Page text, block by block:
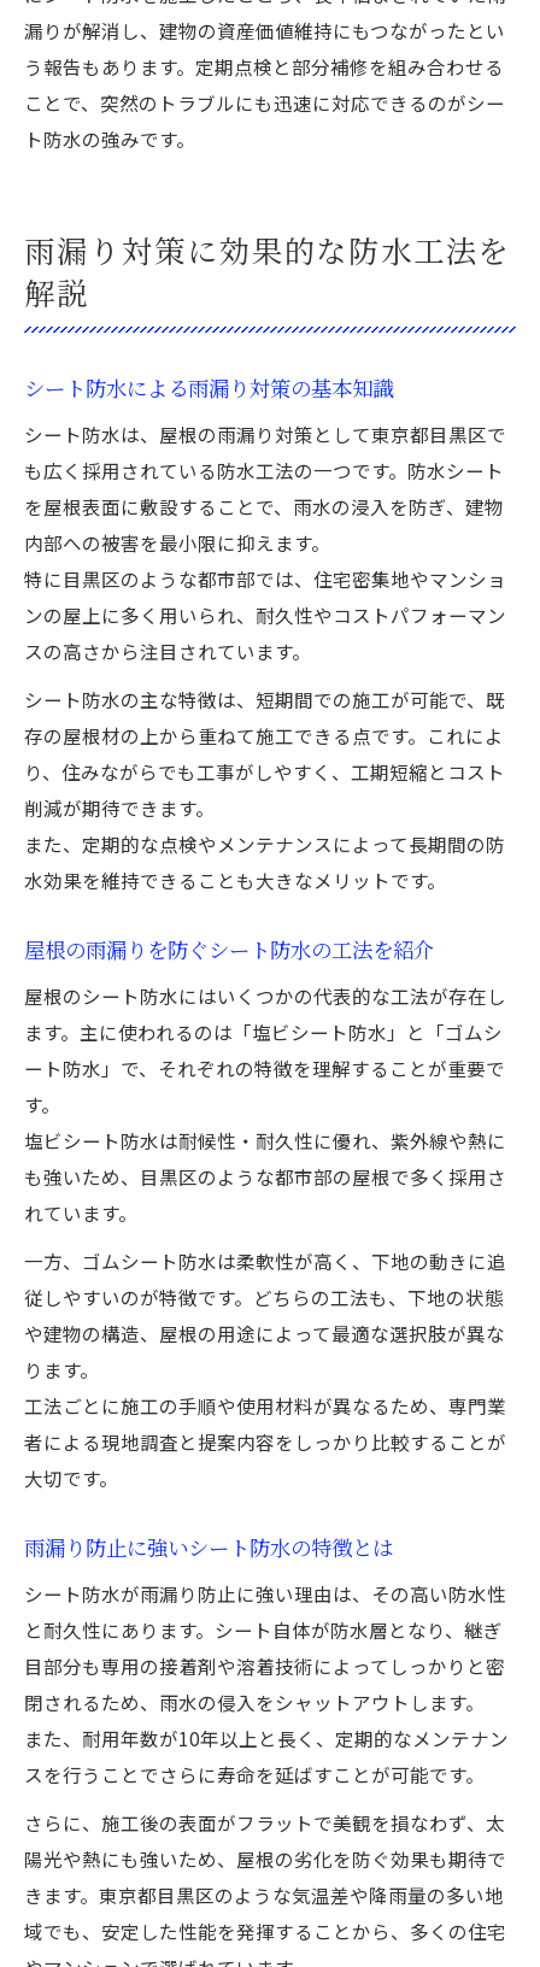
漏りが解消し、建物の資産価値維持にもつながったとい
う報告もあります。定期点検と部分補修を組み合わせる
ことで、突然のトラブルにも迅速に対応できるのがシー
ト防水の強みです。
雨漏り対策に効果的な防水工法を
解説
シート防水による雨漏り対策の基本知識
シート防水は、屋根の雨漏り対策として東京都目黒区で
も広く採用されている防水工法の一つです。防水シート
を屋根表面に敷設することで、雨水の浸入を防ぎ、建物
内部への被害を最小限に抑えます。
特に目黒区のような都市部では、住宅密集地やマンショ
ンの屋上に多く用いられ、耐久性やコストパフォーマン
スの高さから注目されています。
シート防水の主な特徴は、短期間での施工が可能で、既
存の屋根材の上から重ねて施工できる点です。これによ
り、住みながらでも工事がしやすく、工期短縮とコスト
削減が期待できます。
また、定期的な点検やメンテナンスによって長期間の防
水効果を維持できることも大きなメリットです。
屋根の雨漏りを防ぐシート防水の工法を紹介
屋根のシート防水にはいくつかの代表的な工法が存在し
ます。主に使われるのは「塩ビシート防水」と「ゴムシ
ート防水」で、それぞれの特徴を理解することが重要で
す。
塩ビシート防水は耐候性・耐久性に優れ、紫外線や熱に
も強いため、目黒区のような都市部の屋根で多く採用さ
れています。
一方、ゴムシート防水は柔軟性が高く、下地の動きに追
従しやすいのが特徴です。どちらの工法も、下地の状態
や建物の構造、屋根の用途によって最適な選択肢が異な
ります。
工法ごとに施工の手順や使用材料が異なるため、専門業
者による現地調査と提案内容をしっかり比較することが
大切です。
雨漏り防止に強いシート防水の特徴とは
シート防水が雨漏り防止に強い理由は、その高い防水性
と耐久性にあります。シート自体が防水層となり、継ぎ
目部分も専用の接着剤や溶着技術によってしっかりと密
閉されるため、雨水の侵入をシャットアウトします。
また、耐用年数が10年以上と長く、定期的なメンテナン
スを行うことでさらに寿命を延ばすことが可能です。
さらに、施工後の表面がフラットで美観を損なわず、太
陽光や熱にも強いため、屋根の劣化を防ぐ効果も期待で
きます。東京都目黒区のような気温差や降雨量の多い地
域でも、安定した性能を発揮することから、多くの住宅